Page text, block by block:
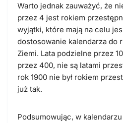
Warto jednak zauważyć, że
przez 4 jest rokiem
wyjątki, które mają na celu
dostosowanie kalendarza do
Ziemi. Lata podzielne przez
przez 400, nie są latami
rok 1900 nie był rokiem
już tak.
Podsumowując, w